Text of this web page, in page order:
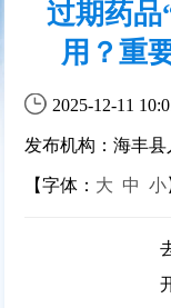
过期药品
用？重
2025-12-11
发布机构：海丰
【字体： 大 中 小